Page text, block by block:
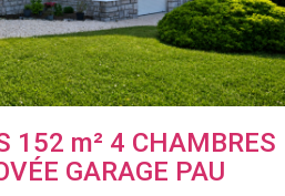
152 m² 4 CHAMBRES
GARAGE PAU